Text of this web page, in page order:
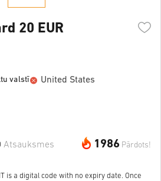
20 EUR
valstī United States
1986 Pārdots!
Atsauksmes
IT is a digital code with no expiry date. Once